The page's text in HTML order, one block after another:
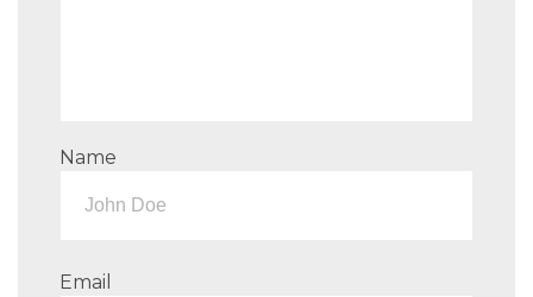
Name
Email